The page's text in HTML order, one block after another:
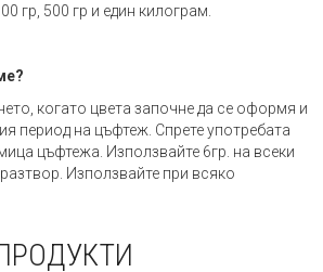
гр, 500 гр и един килограм.
когато цвета започне да се оформя и
период на цъфтеж. Спрете употребата
цъфтежа. Използвайте 6гр. на всеки
Използвайте при всяко